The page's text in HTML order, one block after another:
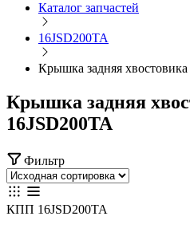
Каталог запчастей
16JSD200TA
Крышка задняя
Крышка задняя
16JSD200TA
Фильтр
КПП 16JSD200TA